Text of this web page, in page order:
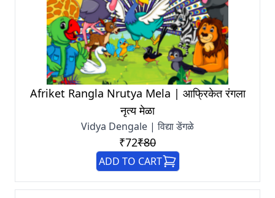
Afriket Rangla Nrutya Mela | आफ्रिकेत रंगला
नृत्य मेळा
Vidya Dengale | विद्या डेंगळे
₹72₹80
ADD TO CART